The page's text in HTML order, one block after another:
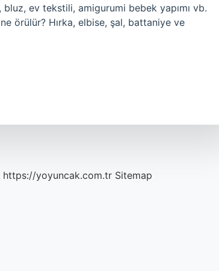
bluz, ev tekstili, amigurumi bebek yapımı vb.
örülür? Hırka, elbise, şal, battaniye ve
https://yoyuncak.com.tr Sitemap